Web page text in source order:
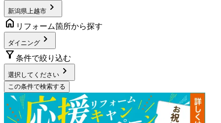
新潟県上越市 chevron_right
home リフォーム箇所から探す
ダイニング chevron_right
filter_alt 条件で絞り込む
選択してください chevron_right
この条件で検索する